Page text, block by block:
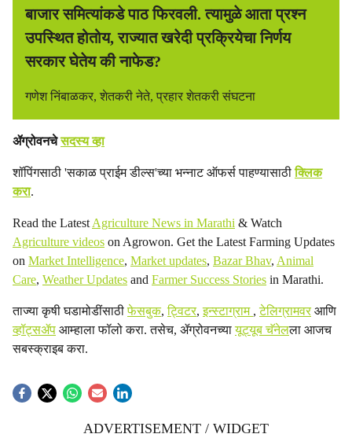
बाजार समित्यांकडे पाठ फिरवली. त्यामुळे आता प्रश्न
उपस्थित होतोय, राज्यात खरेदी प्रक्रियेचा निर्णय
सरकार घेतेय की नाफेड?
गणेश निंबाळकर, शेतकरी नेते, प्रहार शेतकरी संघटना
ॲग्रोवनचेसदस्य व्हा
शॉपिंगसाठी 'सकाळ प्राईम डील्स'च्या भन्नाट ऑफर्स पाहण्यासाठीक्लिक
करा.
Read the Latest Agriculture News in Marathi & Watch
Agriculture videos on Agrowon. Get the Latest Farming Updates
on Market Intelligence, Market updates, Bazar Bhav, Animal
Care, Weather Updates and Farmer Success Stories in Marathi.
ताज्या कृषी घडामोडींसाठीफेसबुक,ट्विटर,इन्स्टाग्राम ,टेलिग्रामवरआणि
व्हॉट्सॲप आम्हाला फॉलो करा. तसेच, ॲग्रोवनच्यायूट्यूब चॅनेलला आजच
सबस्क्राइब करा.
ADVERTISEMENT / WIDGET